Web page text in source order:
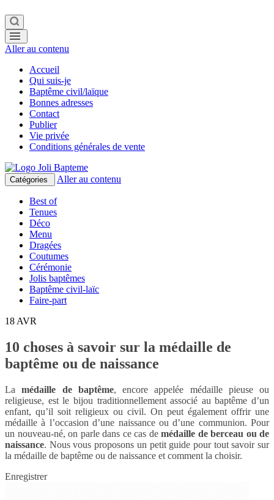
Aller au contenu
Accueil
Qui suis-je
Baptême civil/laïque
Bonnes adresses
Contact
Publier
Vie privée
Conditions générales de vente
Catégories Aller au contenu
Best of
Tenues
Déco
Menu
Dragées
Coutumes
Cérémonie
Jolis baptêmes
Baptême civil-laïc
Faire-part
18 AVR
10 choses à savoir sur la médaille de
baptême ou de naissance
Lamédaille de baptême, encore appelée médaille pieuse ou
religieuse, est le bijou traditionnellement associé au baptême d’un
enfant, qu’il soit religieux ou civil. On peut également offrir une
médaille à l’occasion d’une naissance ou d’une communion. Pour
un nouveau-né, on parle dans ce cas de médaille de berceau ou de
naissance. Nous vous proposons un petit guide pour tout savoir sur
la médaille de baptême ou de naissance et comment la choisir.
Enregistrer